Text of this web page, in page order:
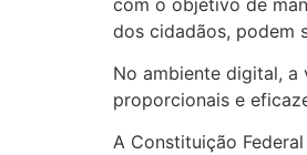
dos cidadãos, podem
No ambiente digital, a
proporcionais e
A Constituição